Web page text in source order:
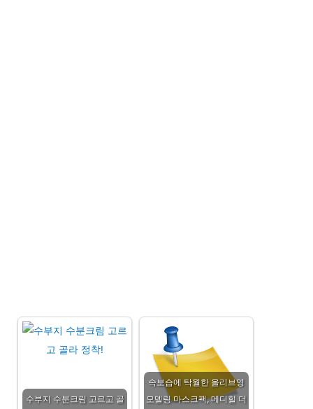
수부지 수분크림 고르고 골
속보습에 탁월한 올리브영
모델링 마스크팩, 메디힐 더